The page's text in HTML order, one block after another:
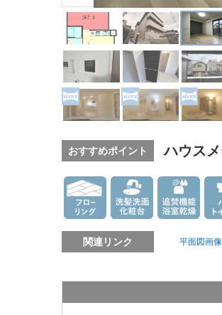
おすすめポイント ハウス
関連リンク 平面図画像